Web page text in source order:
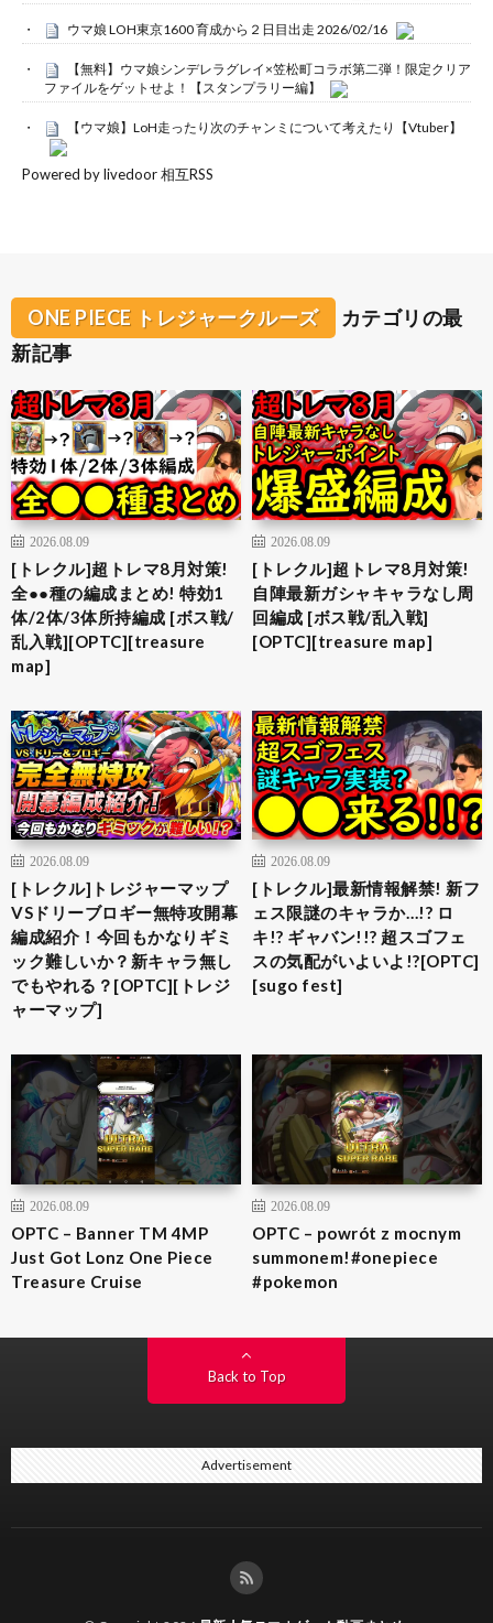
ウマ娘 LOH東京1600 育成から２日目出走 2026/02/16
【無料】ウマ娘シンデレラグレイ×笠松町コラボ第二弾！限定クリア
ファイルをゲットせよ！【スタンプラリー編】
【ウマ娘】LoH走ったり次のチャンミについて考えたり【Vtuber】
Powered by livedoor 相互RSS
ONE PIECE トレジャークルーズ
カテゴリの最
新記事
2026.08.09
[トレクル]超トレマ8月対策!
全●●種の編成まとめ! 特効1
体/2体/3体所持編成 [ボス戦/
乱入戦][OPTC][treasure
map]
2026.08.09
[トレクル]超トレマ8月対策!
自陣最新ガシャキャラなし周
回編成 [ボス戦/乱入戦]
[OPTC][treasure map]
2026.08.09
[トレクル]トレジャーマップ
VSドリーブロギー無特攻開幕
編成紹介！今回もかなりギミ
ック難しいか？新キャラ無し
でもやれる？[OPTC][トレジ
ャーマップ]
2026.08.09
[トレクル]最新情報解禁! 新フ
ェス限謎のキャラか…!? ロ
キ!? ギャバン!!? 超スゴフェ
スの気配がいよいよ!?[OPTC]
[sugo fest]
2026.08.09
OPTC – Banner TM 4MP
Just Got Lonz One Piece
Treasure Cruise
2026.08.09
OPTC – powrót z mocnym
summonem!#onepiece
#pokemon
Back to Top
Advertisement